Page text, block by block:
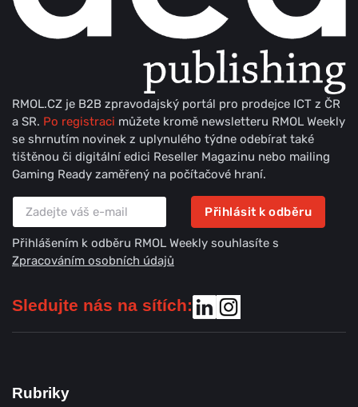
RMOL.CZ je B2B zpravodajský portál pro prodejce ICT z ČR
a SR. Po registraci můžete kromě newsletteru RMOL Weekly
se shrnutím novinek z uplynulého týdne odebírat také
tištěnou či digitální edici Reseller Magazinu nebo mailing
Gaming Ready zaměřený na počítačové hraní.
Přihlásit k odběru
Přihlášením k odběru RMOL Weekly souhlasíte s
Zpracováním osobních údajů
Sledujte nás na sítích:
Rubriky